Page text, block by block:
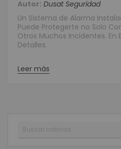
Autor: Dusat Seguridad
Un Sistema de Alarma
Puede Protegerte no Solo
Otros Muchos Incidentes. En
Detalles.
Leer más
Buscar